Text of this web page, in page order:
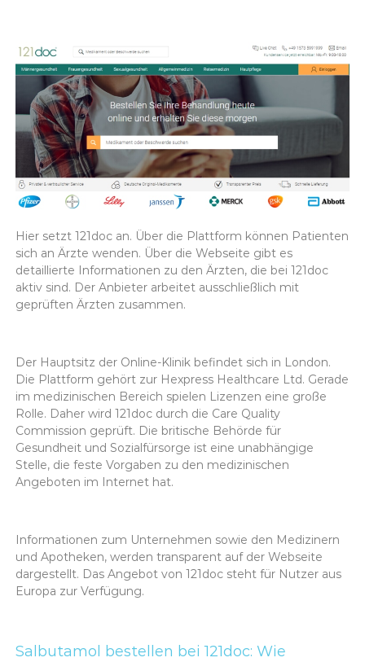
Hier setzt 121doc an. Über die Plattform können Patienten
sich an Ärzte wenden. Über die Webseite gibt es
detaillierte Informationen zu den Ärzten, die bei 121doc
aktiv sind. Der Anbieter arbeitet ausschließlich mit
geprüften Ärzten zusammen.
Der Hauptsitz der Online-Klinik befindet sich in London.
Die Plattform gehört zur Hexpress Healthcare Ltd. Gerade
im medizinischen Bereich spielen Lizenzen eine große
Rolle. Daher wird 121doc durch die Care Quality
Commission geprüft. Die britische Behörde für
Gesundheit und Sozialfürsorge ist eine unabhängige
Stelle, die feste Vorgaben zu den medizinischen
Angeboten im Internet hat.
Informationen zum Unternehmen sowie den Medizinern
und Apotheken, werden transparent auf der Webseite
dargestellt. Das Angebot von 121doc steht für Nutzer aus
Europa zur Verfügung.
Salbutamol bestellen bei 121doc: Wie